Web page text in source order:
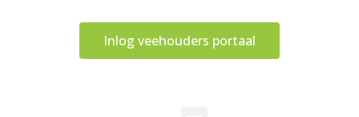
Inlog veehouders portaal